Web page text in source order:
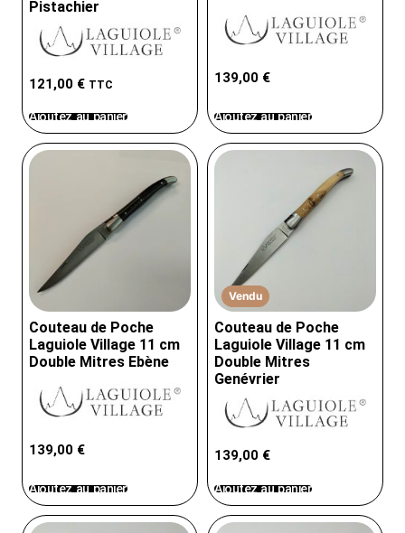
Pistachier
121,00 € TTC
Ajoutez au panier
139,00 €
Ajoutez au panier
Couteau de Poche
Laguiole Village 11 cm
Double Mitres Ebène
139,00 €
Ajoutez au panier
Vendu
Couteau de Poche
Laguiole Village 11 cm
Double Mitres
Genévrier
139,00 €
Ajoutez au panier